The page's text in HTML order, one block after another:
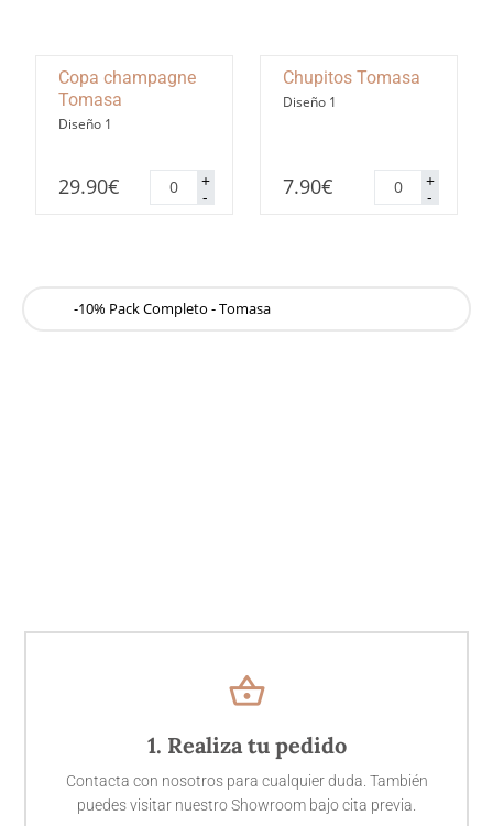
Copa champagne
Tomasa
Diseño 1
29.90€ -
Copa
champagne
Tomasa
+
Chupitos Tomasa
Diseño 1
7.90€ -
Chupitos
Tomasa
cantidad
+
-10% Pack Completo - Tomasa
shopping_basket
1. Realiza tu pedido
Contacta con nosotros para cualquier duda. También
puedes visitar nuestro Showroom bajo cita previa.